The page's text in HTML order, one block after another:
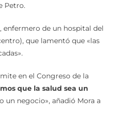
Petro.
enfermero de un hospital del
que lamentó que «las
en el Congreso de la
que la salud sea un
un negocio», añadió Mora a